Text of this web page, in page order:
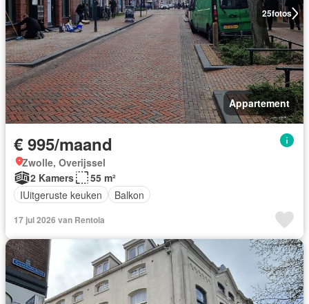
25fotos
Appartement
€ 995/maand
Zwolle, Overijssel
2 Kamers
55 m²
IUitgeruste keuken
Balkon
17 jul 2026 van Rentola